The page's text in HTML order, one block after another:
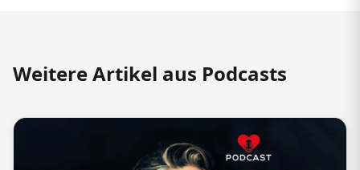
Weitere Artikel aus Podcasts